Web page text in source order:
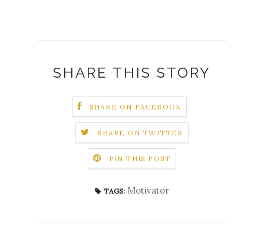
SHARE THIS STORY
SHARE ON FACEBOOK
SHARE ON TWITTER
PIN THIS POST
TAGS: Motivator